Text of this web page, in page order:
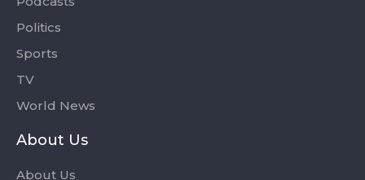
Politics
Sports
TV
World News
About Us
About Us